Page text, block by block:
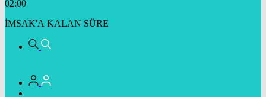
02:00
İMSAK'A KALAN SÜRE